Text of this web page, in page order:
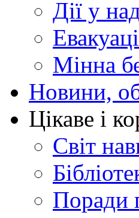
Дії у
Мінна
Новини,
Цікаве і
Світ
Поради